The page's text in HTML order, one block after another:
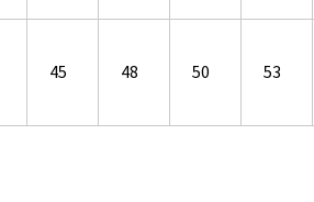
45 48 50 53